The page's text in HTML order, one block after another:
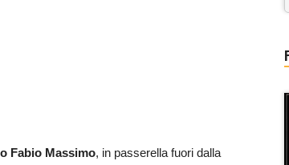
Fabio Massimo, in passerella fuori dalla